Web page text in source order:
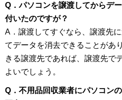
Q．パソコンを譲渡してからデ
付いたのですが？
A．譲渡してすぐなら、譲渡先
てデータを消去できることがあ
きる譲渡先であれば、譲渡先で
よいでしょう。
Q．不用品回収業者にパソコン